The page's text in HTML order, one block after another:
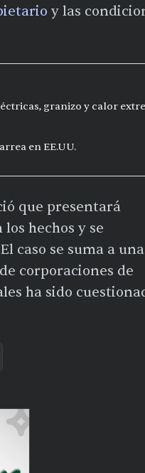
y las
granizo y calor
en EE.UU.
que presentará
hechos y se
caso se suma a
corporaciones de
ha sido